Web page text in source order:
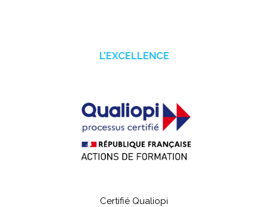
L’EXCELLENCE
Certifié Qualiopi